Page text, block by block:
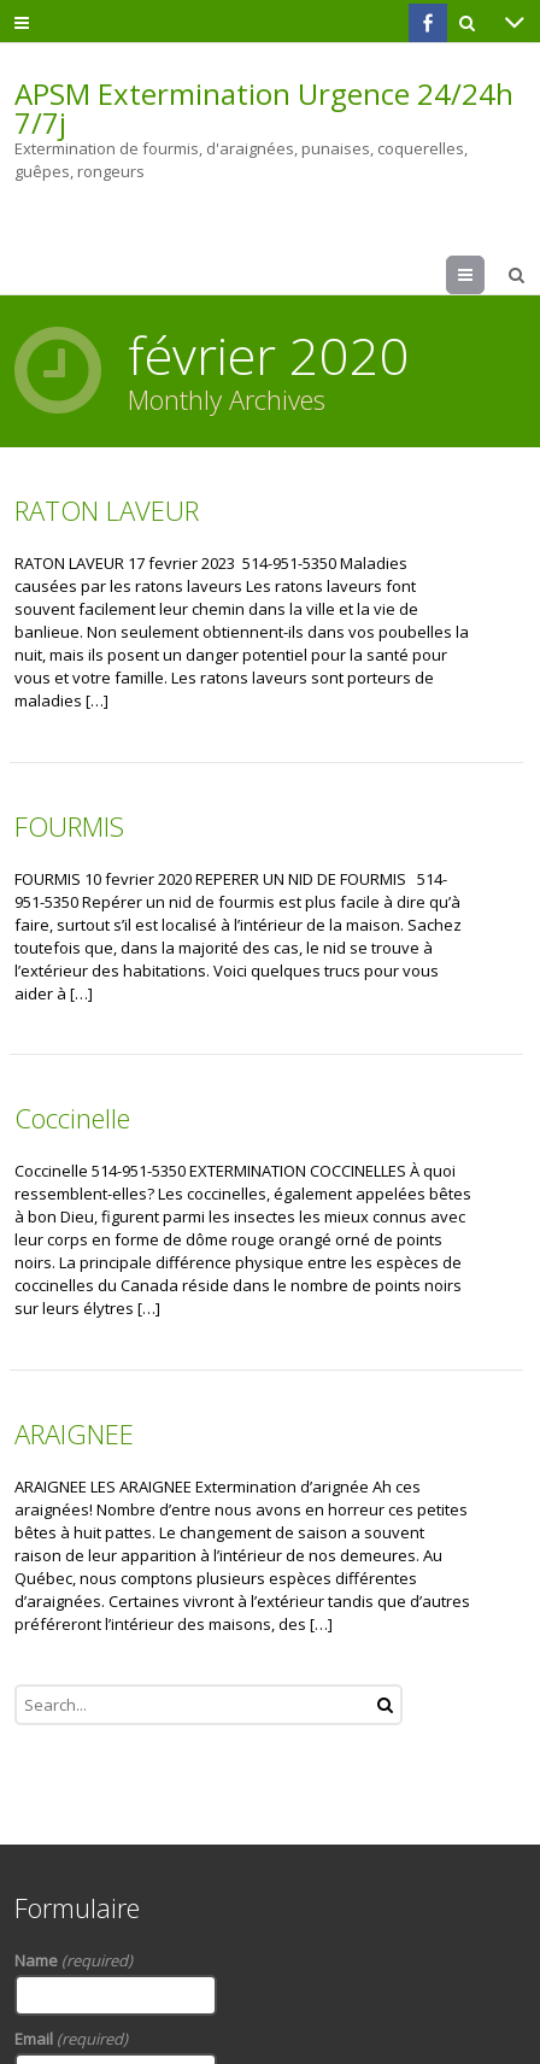
APSM Extermination Urgence 24/24h
7/7j
Extermination de fourmis, d'araignées, punaises, coquerelles,
guêpes, rongeurs
Menu
février 2020
Monthly Archives
RATON LAVEUR
RATON LAVEUR 17 fevrier 2023 514-951-5350 Maladies
causées par les ratons laveurs Les ratons laveurs font
souvent facilement leur chemin dans la ville et la vie de
banlieue. Non seulement obtiennent-ils dans vos poubelles la
nuit, mais ils posent un danger potentiel pour la santé pour
vous et votre famille. Les ratons laveurs sont porteurs de
maladies […]
FOURMIS
FOURMIS 10 fevrier 2020 REPERER UN NID DE FOURMIS 514-
951-5350 Repérer un nid de fourmis est plus facile à dire qu’à
faire, surtout s’il est localisé à l’intérieur de la maison. Sachez
toutefois que, dans la majorité des cas, le nid se trouve à
l’extérieur des habitations. Voici quelques trucs pour vous
aider à […]
Coccinelle
Coccinelle 514-951-5350 EXTERMINATION COCCINELLES À quoi
ressemblent-elles? Les coccinelles, également appelées bêtes
à bon Dieu, figurent parmi les insectes les mieux connus avec
leur corps en forme de dôme rouge orangé orné de points
noirs. La principale différence physique entre les espèces de
coccinelles du Canada réside dans le nombre de points noirs
sur leurs élytres […]
ARAIGNEE
ARAIGNEE LES ARAIGNEE Extermination d’arignée Ah ces
araignées! Nombre d’entre nous avons en horreur ces petites
bêtes à huit pattes. Le changement de saison a souvent
raison de leur apparition à l’intérieur de nos demeures. Au
Québec, nous comptons plusieurs espèces différentes
d’araignées. Certaines vivront à l’extérieur tandis que d’autres
préféreront l’intérieur des maisons, des […]
Formulaire
Name (required)
Email (required)